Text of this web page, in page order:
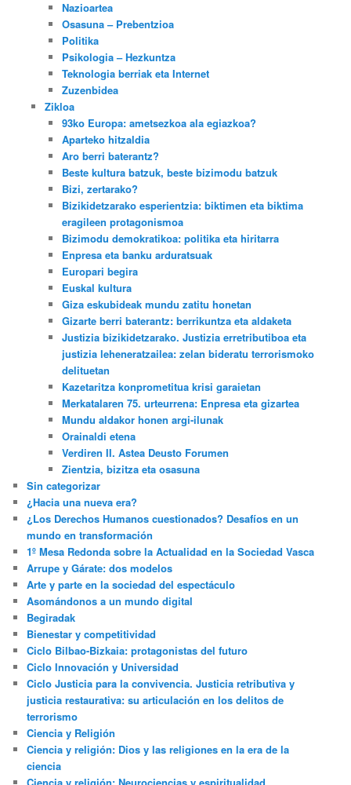
Nazioartea
Osasuna – Prebentzioa
Politika
Psikologia – Hezkuntza
Teknologia berriak eta Internet
Zuzenbidea
Zikloa
93ko Europa: ametsezkoa ala egiazkoa?
Aparteko hitzaldia
Aro berri baterantz?
Beste kultura batzuk, beste bizimodu batzuk
Bizi, zertarako?
Bizikidetzarako esperientzia: biktimen eta biktima
eragileen protagonismoa
Bizimodu demokratikoa: politika eta hiritarra
Enpresa eta banku arduratsuak
Europari begira
Euskal kultura
Giza eskubideak mundu zatitu honetan
Gizarte berri baterantz: berrikuntza eta aldaketa
Justizia bizikidetzarako. Justizia erretributiboa eta
justizia leheneratzailea: zelan bideratu terrorismoko
delituetan
Kazetaritza konprometitua krisi garaietan
Merkatalaren 75. urteurrena: Enpresa eta gizartea
Mundu aldakor honen argi-ilunak
Orainaldi etena
Verdiren II. Astea Deusto Forumen
Zientzia, bizitza eta osasuna
Sin categorizar
¿Hacia una nueva era?
¿Los Derechos Humanos cuestionados? Desafíos en un
mundo en transformación
1º Mesa Redonda sobre la Actualidad en la Sociedad Vasca
Arrupe y Gárate: dos modelos
Arte y parte en la sociedad del espectáculo
Asomándonos a un mundo digital
Begiradak
Bienestar y competitividad
Ciclo Bilbao-Bizkaia: protagonistas del futuro
Ciclo Innovación y Universidad
Ciclo Justicia para la convivencia. Justicia retributiva y
justicia restaurativa: su articulación en los delitos de
terrorismo
Ciencia y Religión
Ciencia y religión: Dios y las religiones en la era de la
ciencia